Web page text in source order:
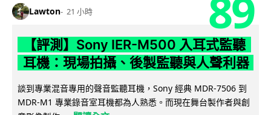
Lawton 21 小時
【評測】Sony IER-M500 入耳式監聽
耳機：現場拍攝、後製監聽與人聲利器
談到專業混音專用的聲音監聽耳機，Sony 經典 MDR-7506 到
MDR-M1 專業錄音室耳機都為人熟悉。而現在舞台製作者與創